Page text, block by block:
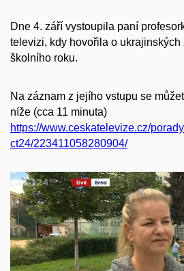
Dne 4. září vystoupila paní
televizi, kdy hovořila o ukrajinských
školního roku.
Na záznam z jejího vstupu se
níže (cca 11 minuta)
https://www.ceskatelevize.cz/
ct24/223411058280904/